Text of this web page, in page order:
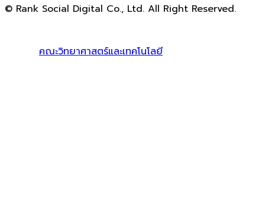
© Rank Social Digital Co., Ltd. All Right Reserved.
คณะวิทยาศาสตร์และเทคโนโลยี